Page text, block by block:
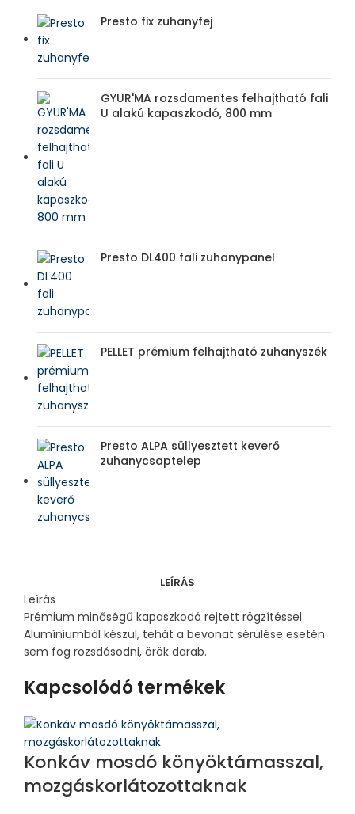
Presto fix zuhanyfej
GYUR'MA rozsdamentes felhajtható fali
U alakú kapaszkodó, 800 mm
Presto DL400 fali zuhanypanel
PELLET prémium felhajtható zuhanyszék
Presto ALPA süllyesztett keverő
zuhanycsaptelep
LEÍRÁS
Leírás
Prémium minőségű kapaszkodó rejtett rögzítéssel.
Alumíniumból készül, tehát a bevonat sérülése esetén
sem fog rozsdásodni, örök darab.
Kapcsolódó termékek
Konkáv mosdó könyöktámasszal,
mozgáskorlátozottaknak